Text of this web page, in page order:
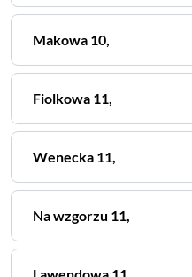
Makowa 10,
Fiolkowa 11,
Wenecka 11,
Na wzgorzu 11,